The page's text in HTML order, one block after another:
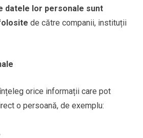
datele lor personale sunt
de către companii, instituții
orice informații care pot
o persoană, de exemplu: